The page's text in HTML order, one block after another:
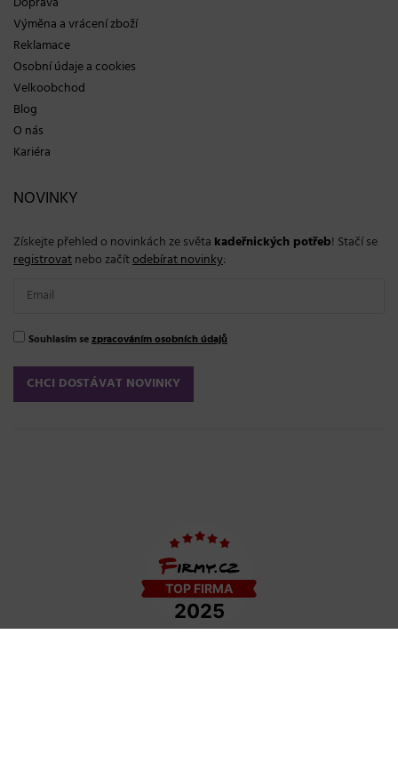
Výměna a vrácení zboží
Reklamace
Osobní údaje a cookies
Velkoobchod
Blog
O nás
Kariéra
NOVINKY
Získejte přehled o novinkách ze světa kadeřnických potřeb! Stačí se
registrovatnebo začítodebírat novinky:
Souhlasím sezpracováním osobních údajů